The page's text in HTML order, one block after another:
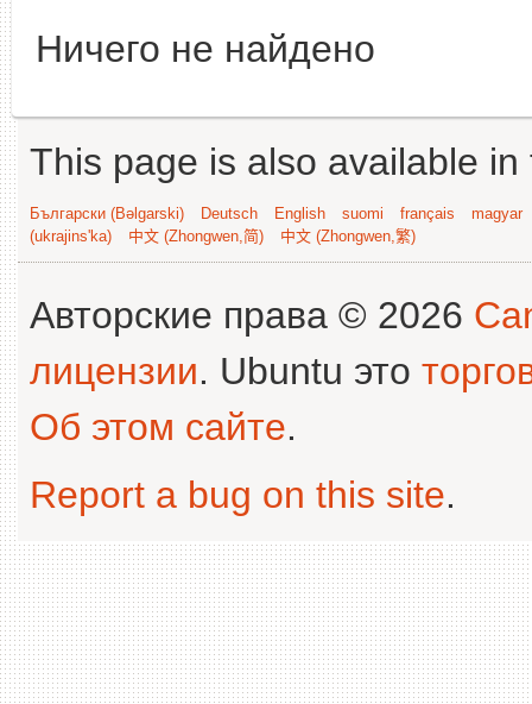
Ничего не найдено
This page is also available
Български (Bəlgarski) Deutsch English suomi français
magyar
(ukrajins'ka)
中文 (Zhongwen,简) 中文 (Zhongwen,繁)
Авторские права © 2026
лицензии. Ubuntu это
Об этом сайте.
Report a bug on this site.